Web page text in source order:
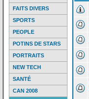
FAITS DIVERS
SPORTS
PEOPLE
POTINS DE STARS
PORTRAITS
NEW TECH
SANTÉ
CAN 2008